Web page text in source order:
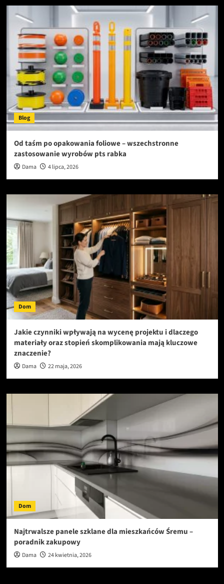
Blog
Od taśm po opakowania foliowe – wszechstronne
zastosowanie wyrobów pts rabka
Dama 4 lipca, 2026
Dom
Jakie czynniki wpływają na wycenę projektu i dlaczego
materiały oraz stopień skomplikowania mają kluczowe
znaczenie?
Dama 22 maja, 2026
Dom
Najtrwalsze panele szklane dla mieszkańców Śremu –
poradnik zakupowy
Dama 24 kwietnia, 2026